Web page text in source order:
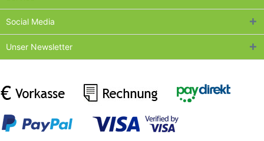
Social Media
Unser Newsletter